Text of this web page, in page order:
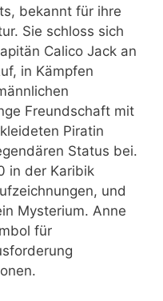
bekannt für ihre
Sie schloss sich
Calico Jack an
in Kämpfen
Freundschaft mit
Piratin
Status bei.
in der Karibik
und
Mysterium. Anne
für